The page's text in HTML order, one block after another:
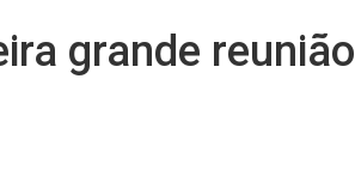
grande reunião